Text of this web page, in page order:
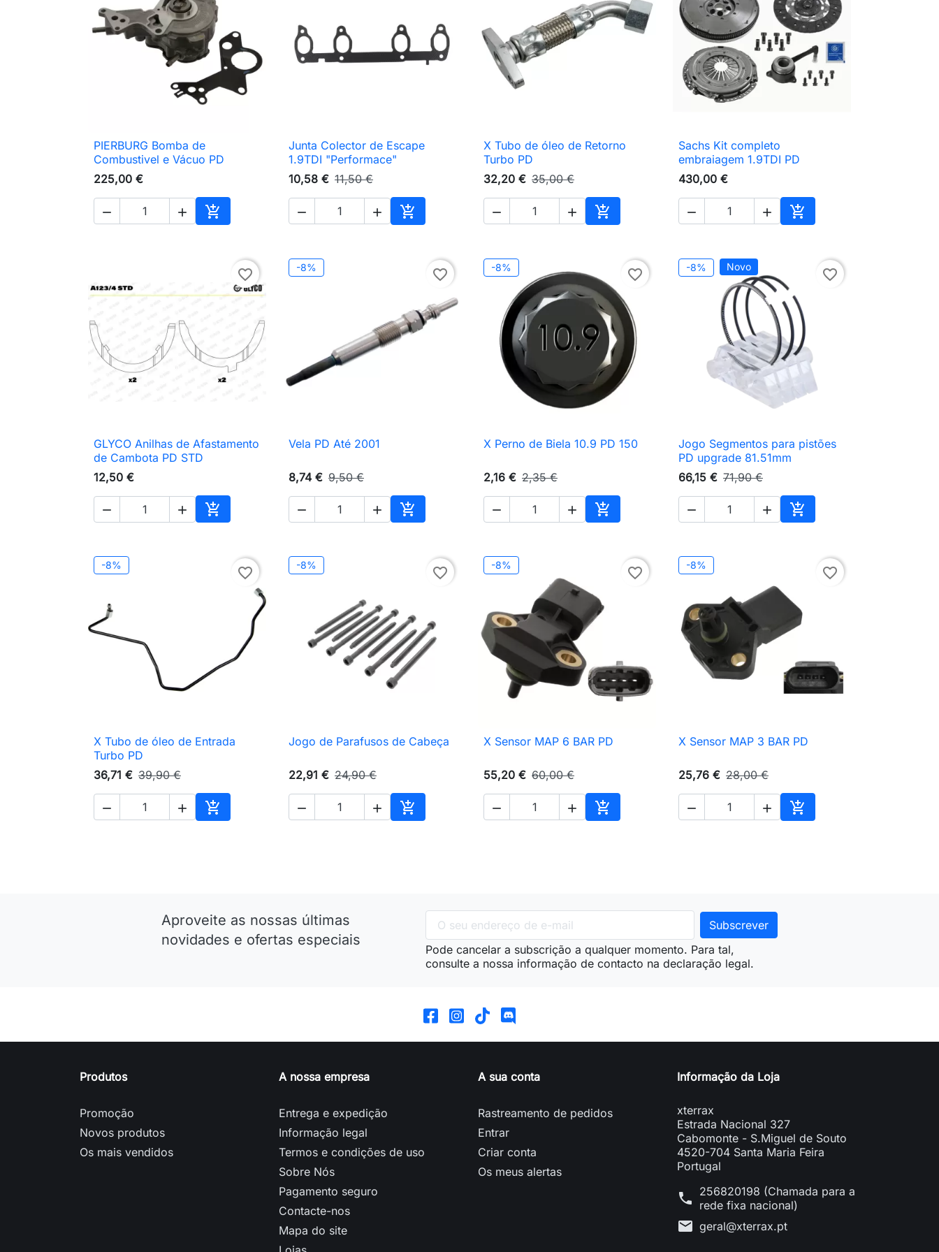
 Vista rápida
PIERBURG Bomba de
Combustivel e Vácuo PD
225,00 €
  
Adicionar ao carrinho
 Vista rápida
Junta Colector de Escape
1.9TDI "Performace"
10,58 € 11,50 €
  
Adicionar ao carrinho
 Vista rápida
X Tubo de óleo de Retorno
Turbo PD
32,20 € 35,00 €
  
Adicionar ao carrinho
 Vista rápida
Sachs Kit completo
embraiagem 1.9TDI PD
430,00 €
  
Adicionar ao carrinho
favorite_border
 Vista rápida
GLYCO Anilhas de Afastamento
de Cambota PD STD
12,50 €
  
Adicionar ao carrinho
-8% favorite_border
 Vista rápida
Vela PD Até 2001
8,74 € 9,50 €
  
Adicionar ao carrinho
-8% favorite_border
 Vista rápida
X Perno de Biela 10.9 PD 150
2,16 € 2,35 €
  
Adicionar ao carrinho
-8% Novo favorite_border
 Vista rápida
Jogo Segmentos para pistões
PD upgrade 81.51mm
66,15 € 71,90 €
  
Adicionar ao carrinho
-8% favorite_border
 Vista rápida
X Tubo de óleo de Entrada
Turbo PD
36,71 € 39,90 €
  
Adicionar ao carrinho
-8% favorite_border
 Vista rápida
Jogo de Parafusos de Cabeça
22,91 € 24,90 €
  
Adicionar ao carrinho
-8% favorite_border
 Vista rápida
X Sensor MAP 6 BAR PD
55,20 € 60,00 €
  
Adicionar ao carrinho
-8% favorite_border
 Vista rápida
X Sensor MAP 3 BAR PD
25,76 € 28,00 €
  
Adicionar ao carrinho
Aproveite as nossas últimas
novidades e ofertas especiais
Pode cancelar a subscrição a qualquer momento. Para tal,
consulte a nossa informação de contacto na declaração legal.
Produtos
Promoção
Novos produtos
Os mais vendidos
A nossa empresa
Entrega e expedição
Informação legal
Termos e condições de uso
Sobre Nós
Pagamento seguro
Contacte-nos
Mapa do site
A sua conta
Rastreamento de pedidos
Entrar
Criar conta
Os meus alertas
Informação da Loja
xterrax
Estrada Nacional 327
Cabomonte - S.Miguel de Souto
4520-704 Santa Maria Feira
Portugal
phone 256820198 (Chamada para a
rede fixa nacional)
mail geral@xterrax.pt